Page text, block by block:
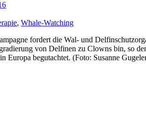
, Whale-Watching
fordert die Wal- und
von Delfinen zu Clowns bin, so
Europa begutachtet. (Foto: Susanne